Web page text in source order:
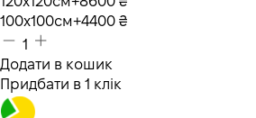
100х100см+4400 ₴
1
Додати в кошик
Придбати в 1 клік